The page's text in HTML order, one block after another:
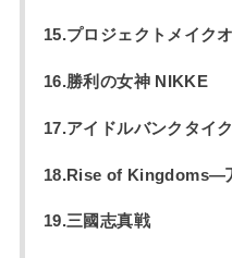
15.プロジェクトメイク
16.勝利の女神 NIKKE
17.アイドルバンクタイ
18.Rise of Kingdoms―
19.三國志真戦